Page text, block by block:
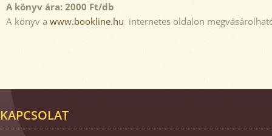
A könyv ára: 2000 Ft/db
A könyv a www.bookline.hu internetes oldalon
KAPCSOLAT